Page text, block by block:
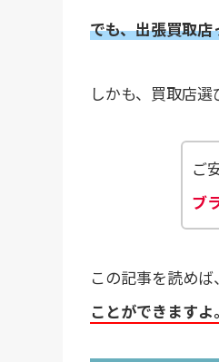
でも、出張買取
しかも、買取店選
ご
ブ
この記事を読めば、
ことができますよ。